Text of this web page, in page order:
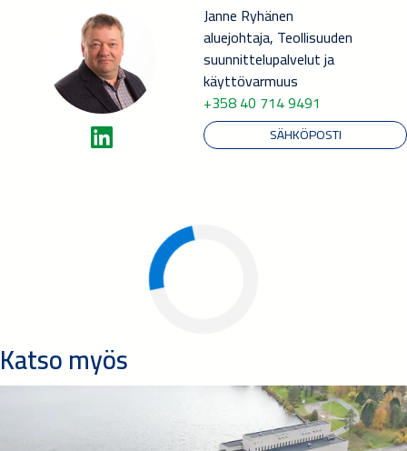
Janne Ryhänen
aluejohtaja, Teollisuuden
suunnittelupalvelut ja
käyttövarmuus
+358 40 714 9491
SÄHKÖPOSTI
Katso myös